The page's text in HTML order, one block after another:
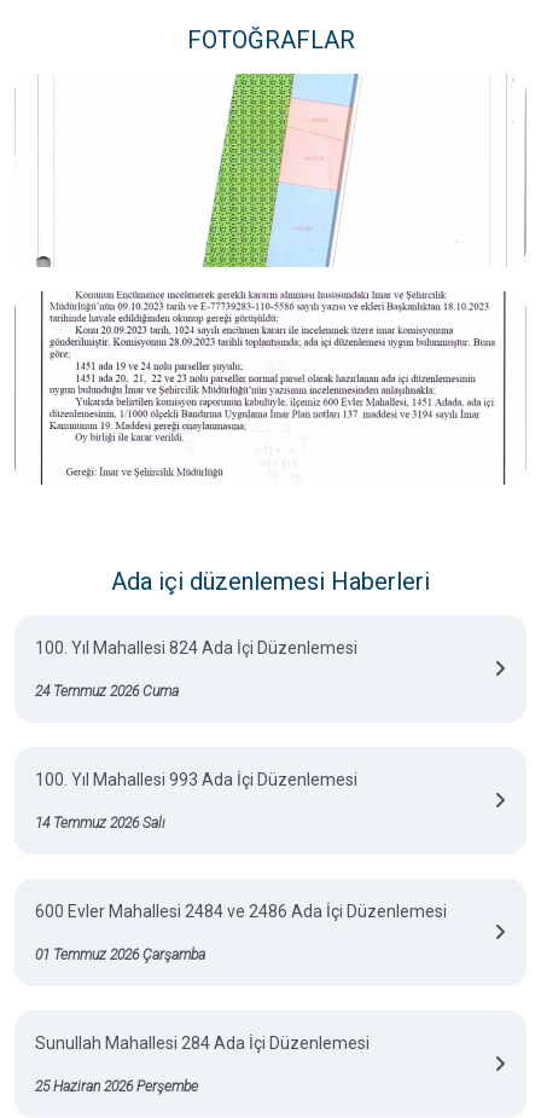
FOTOĞRAFLAR
Ada içi düzenlemesi Haberleri
100. Yıl Mahallesi 824 Ada İçi Düzenlemesi
24 Temmuz 2026 Cuma
100. Yıl Mahallesi 993 Ada İçi Düzenlemesi
14 Temmuz 2026 Salı
600 Evler Mahallesi 2484 ve 2486 Ada İçi Düzenlemesi
01 Temmuz 2026 Çarşamba
Sunullah Mahallesi 284 Ada İçi Düzenlemesi
25 Haziran 2026 Perşembe